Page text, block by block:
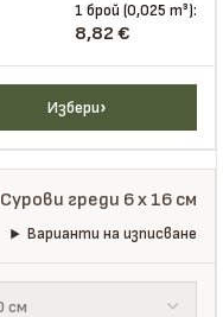
1 брой (0,025 m³):
8,82 €
Избери
Сурови греди 6 x 16 см
Варианти на изписване